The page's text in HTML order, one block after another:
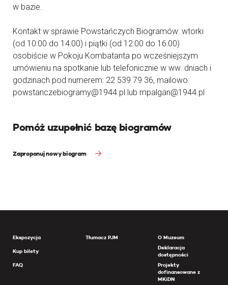
w bazie.
Kontakt w sprawie Powstańczych Biogramów: wtorki
(od 10:00 do 14:00) i piątki (od 12:00 do 16:00)
osobiście w Pokoju Kombatanta po wcześniejszym
umówieniu na spotkanie lub telefonicznie w ww. dniach i
godzinach pod numerem: 22 539 79 36, mailowo:
powstanczebiogramy@1944.pl lub mpalgan@1944.pl
Pomóż uzupełnić bazę biogramów
Zaproponuj nowy biogram
Ekspozycja
Kup bilety
FAQ
Tłumacz PJM
O Muzeum
Deklaracja
dostępności
Projekty
dofinansowane z
MKiDN